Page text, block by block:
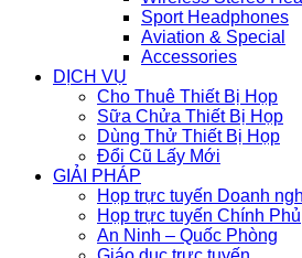
Sport Headphones
Aviation & Special
Accessories
DỊCH VỤ
Cho Thuê Thiết Bị Họp
Sữa Chửa Thiết Bị Họp
Dùng Thử Thiết Bị Họp
Đổi Cũ Lấy Mới
GIẢI PHÁP
Họp trực tuyến Doanh
Họp trực tuyến Chính Phủ
An Ninh – Quốc Phòng